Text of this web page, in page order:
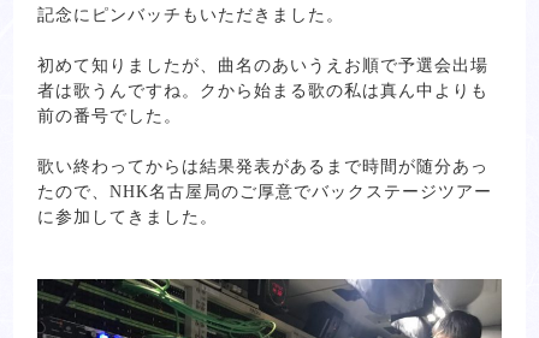
記念にピンバッチもいただきました。
初めて知りましたが、曲名のあいうえお順で予選会出場
者は歌うんですね。クから始まる歌の私は真ん中よりも
前の番号でした。
歌い終わってからは結果発表があるまで時間が随分あっ
たので、NHK名古屋局のご厚意でバックステージツアー
に参加してきました。